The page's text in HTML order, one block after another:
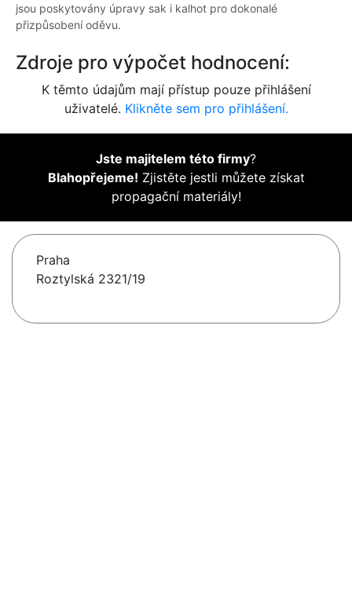
jsou poskytovány úpravy sak i kalhot pro dokonalé
přizpůsobení oděvu.
Zdroje pro výpočet hodnocení:
K těmto údajům mají přístup pouze přihlášení
uživatelé. Klikněte sem pro přihlášení.
Jste majitelem této firmy?
Blahopřejeme! Zjistěte jestli můžete získat
propagační materiály!
Praha
Roztylská 2321/19